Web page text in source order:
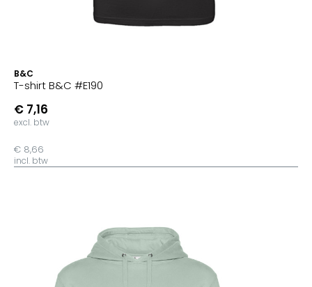
B&C
T-shirt B&C #E190
€ 7,16
excl. btw
€ 8,66
incl. btw